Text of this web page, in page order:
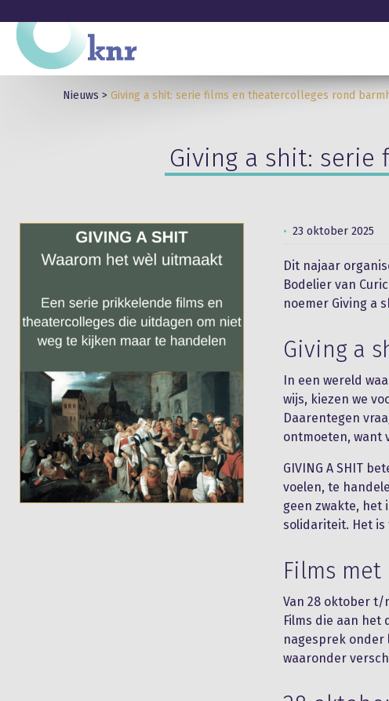
Nieuws > Giving a shit: serie films en theatercolleges rond
Giving a shit: serie
23 oktober 2025
Dit najaar
Bodelier van
noemer Giving a
Giving a
In een wereld
wijs, kiezen we
Daarentegen
ontmoeten, want
GIVING A SHIT
voelen, te
geen zwakte, het
solidariteit. Het
Films met
Van 28 oktober t/
Films die aan het
nagesprek onder
waaronder